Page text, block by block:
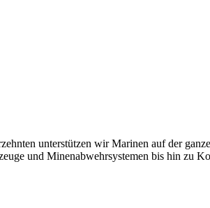
unterstützen wir Marinen auf der
und Minenabwehrsystemen bis hin zu